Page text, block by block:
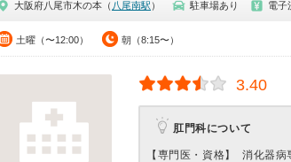
大阪府八尾市木の本（ 八尾南駅 ） 駐車場あり 電子
土曜（〜12:00） 朝（8:15〜）
3.40
肛門科について
【専門医・資格】
消化器病